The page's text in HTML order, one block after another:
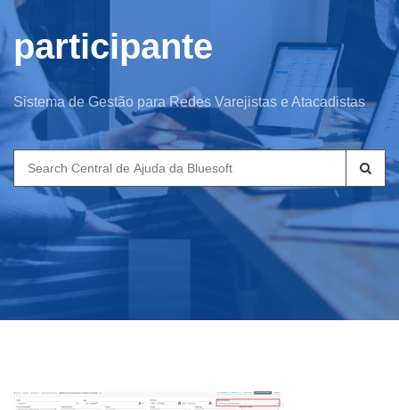
participante
Sistema de Gestão para Redes Varejistas e Atacadistas
Search
for: